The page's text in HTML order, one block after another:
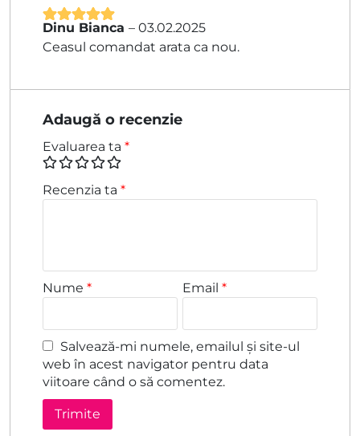
Evaluat la5
din 5
Dinu Bianca – 03.02.2025
Ceasul comandat arata ca nou.
Adaugă o recenzie
Evaluarea ta *
Recenzia ta *
Nume * Email*
Salvează-mi numele, emailul și site-ul
web în acest navigator pentru data
viitoare când o să comentez.